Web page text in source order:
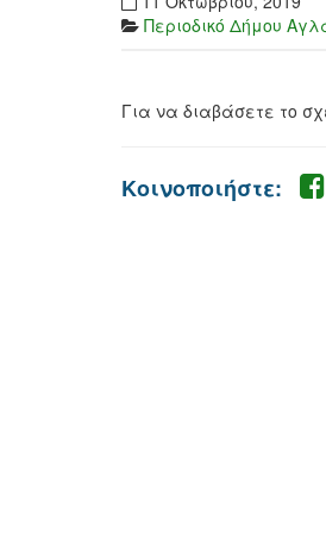
Περιοδικό Δήμου
Για να διαβάσετε το
Κοινοποιήστε: